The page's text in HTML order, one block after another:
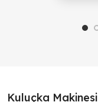
Kuluçka Makinesi